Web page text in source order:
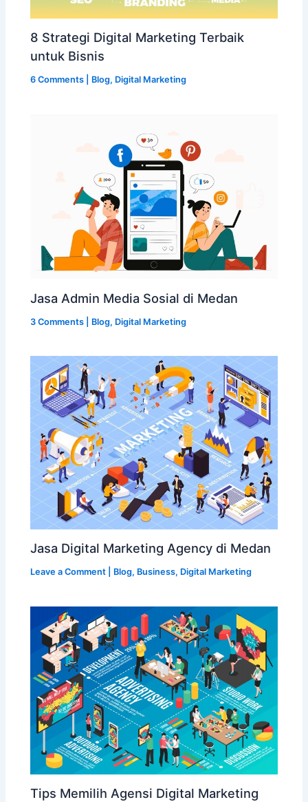
8 Strategi Digital Marketing Terbaik
untuk Bisnis
6 Comments Blog, Digital Marketing
Jasa Admin Media Sosial di Medan
3 Comments Blog, Digital Marketing
Jasa Digital Marketing Agency di Medan
Leave a Comment Blog, Business, Digital Marketing
Tips Memilih Agensi Digital Marketing